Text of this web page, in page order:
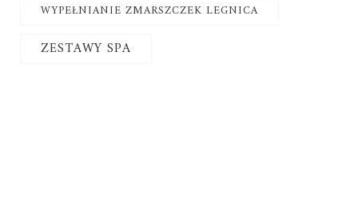
WYPEŁNIANIE ZMARSZCZEK LEGNICA
ZESTAWY SPA